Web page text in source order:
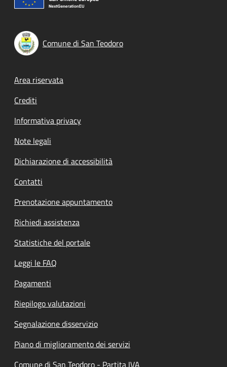
Comune di San Teodoro
Footer menu
Area riservata
Crediti
Informativa privacy
Note legali
Dichiarazione di accessibilità
Contatti
Prenotazione appuntamento
Richiedi assistenza
Statistiche del portale
Leggi le FAQ
Pagamenti
Riepilogo valutazioni
Segnalazione disservizio
Piano di miglioramento dei servizi
Comune di San Teodoro - Partita IVA